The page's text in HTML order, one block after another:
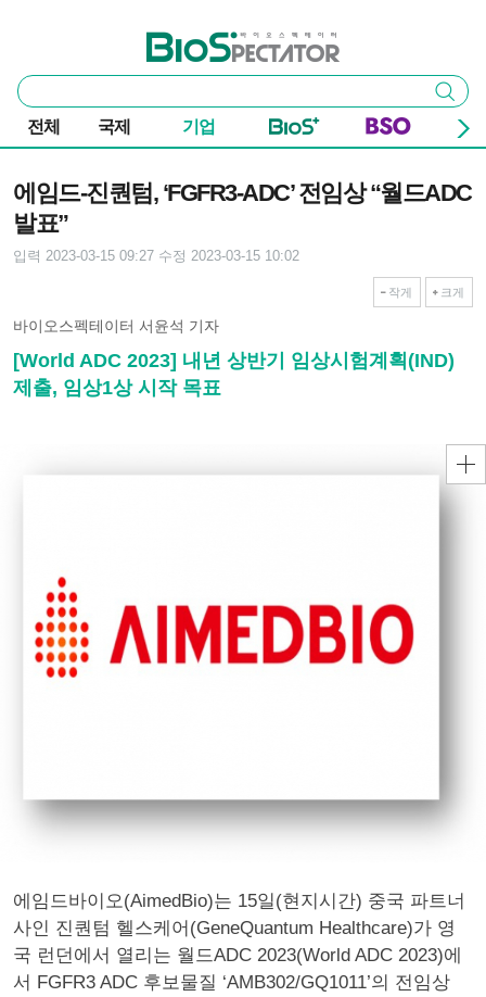
바이오스펙테이터
통
합
검
색
검색
전체 국제 기업
에임드-진퀀텀, ‘FGFR3-ADC’ 전임상 “월드ADC
발표”
입력 2023-03-15 09:27 수정 2023-03-15 10:02
작게 크게
바이오스펙테이터 서윤석 기자
[World ADC 2023] 내년 상반기 임상시험계획(IND)
제출, 임상1상 시작 목표
에임드바이오(AimedBio)는 15일(현지시간) 중국 파트너
사인 진퀀텀 헬스케어(GeneQuantum Healthcare)가 영
국 런던에서 열리는 월드ADC 2023(World ADC 2023)에
서 FGFR3 ADC 후보물질 ‘AMB302/GQ1011’의 전임상